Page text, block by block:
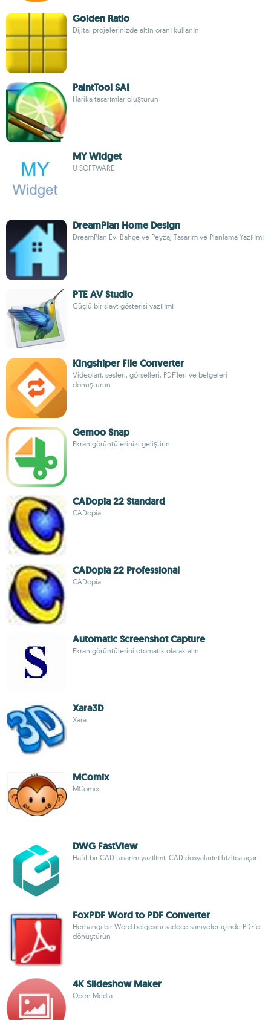
Golden Ratio
Dijital projelerinizde altın oranı kullanın
PaintTool SAI
Harika tasarımlar oluşturun
MY Widget
U SOFTWARE
DreamPlan Home Design
DreamPlan Ev, Bahçe ve Peyzaj Tasarım ve Planlama Yazılımı
PTE AV Studio
Güçlü bir slayt gösterisi yazılımı
Kingshiper File Converter
Videoları, sesleri, görselleri, PDF'leri ve belgeleri
dönüştürün
Gemoo Snap
Ekran görüntülerinizi geliştirin
CADopia 22 Standard
CADopia
CADopia 22 Professional
CADopia
Automatic Screenshot Capture
Ekran görüntülerini otomatik olarak alın
Xara3D
Xara
MComix
MComix
DWG FastView
Hafif bir CAD tasarım yazılımı, CAD dosyalarını hızlıca açar.
FoxPDF Word to PDF Converter
Herhangi bir Word belgesini sadece saniyeler içinde PDF'e
dönüştürün
4K Slideshow Maker
Open Media